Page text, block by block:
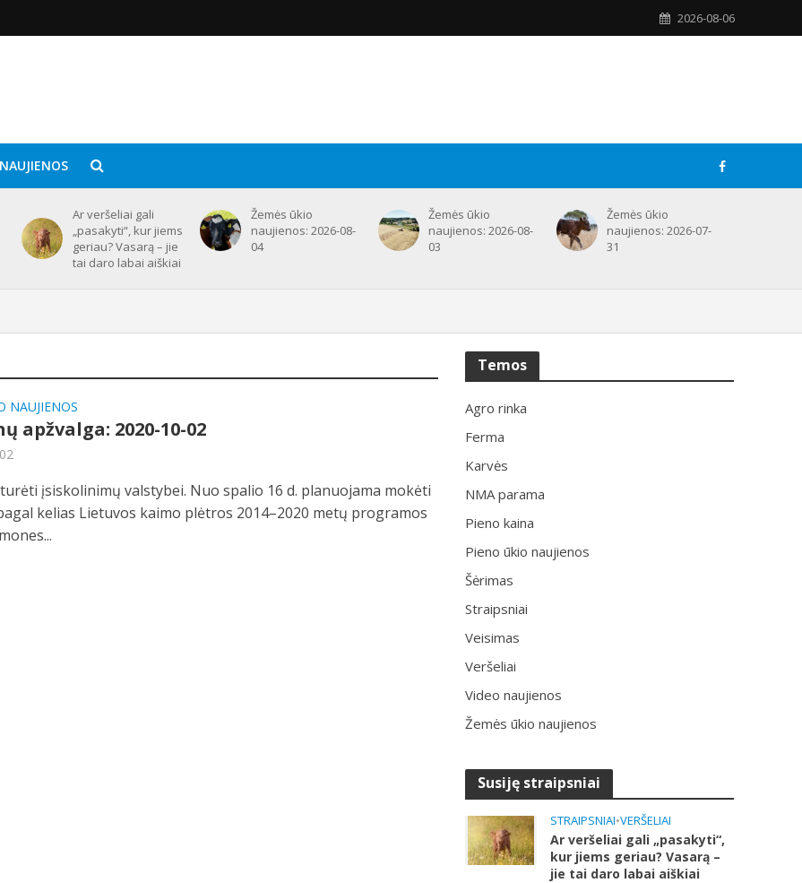
2026-08-06
Ar veršeliai gali
„pasakyti“, kur jiems
geriau? Vasarą – jie
tai daro labai aiškiai
Žemės ūkio
naujienos: 2026-08-
04
Žemės ūkio
naujienos: 2026-08-
03
Žemės ūkio
naujienos: 2026-07-
31
NAUJIENOS
apžvalga: 2020-10-02
įsiskolinimų valstybei. Nuo spalio 16 d. planuojama mokėti
kelias Lietuvos kaimo plėtros 2014–2020 metų programos
Temos
Agro rinka
Ferma
Karvės
NMA parama
Pieno kaina
Pieno ūkio naujienos
Šėrimas
Straipsniai
Veisimas
Veršeliai
Video naujienos
Žemės ūkio naujienos
Susiję straipsniai
STRAIPSNIAI•VERŠELIAI
Ar veršeliai gali „pasakyti“,
kur jiems geriau? Vasarą –
jie tai daro labai aiškiai